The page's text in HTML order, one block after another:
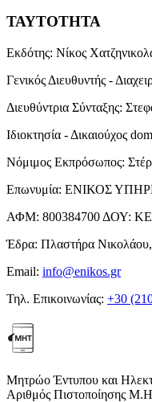
ΤΑΥΤΟΤΗΤΑ
Εκδότης: Νίκος
Γενικός Διευθυντής -
Διευθύντρια Σύνταξης:
Ιδιοκτησία - Δικαιούχος
Νόμιμος Εκπρόσωπος:
Επωνυμία: ΕΝΙΚΟΣ
ΑΦΜ: 800384700 ΔΟΥ:
Έδρα: Πλαστήρα
Email: info@enikos.gr
Τηλ. Επικοινωνίας: +30
Μητρώο Έντυπου και
Αριθμός Πιστοποίησης